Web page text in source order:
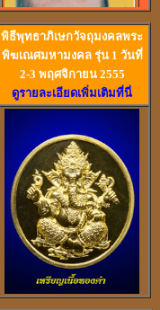
วัดสวนหงส์ สุพรรณบุรี
พิธีพุทธาภิเษกวัจถุมงคลพระ
พิฆเณศมหามงคล รุ่น 1 วันที่
2-3 พฤศจิกายน 2555
ดูรายละเอียดเพิ่มเติมที่นี่